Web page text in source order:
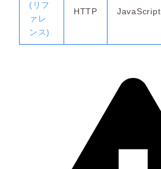
(リフ
ァレ
ンス)
HTTP JavaScript